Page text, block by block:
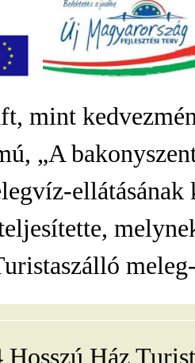
mint
„A
Ház